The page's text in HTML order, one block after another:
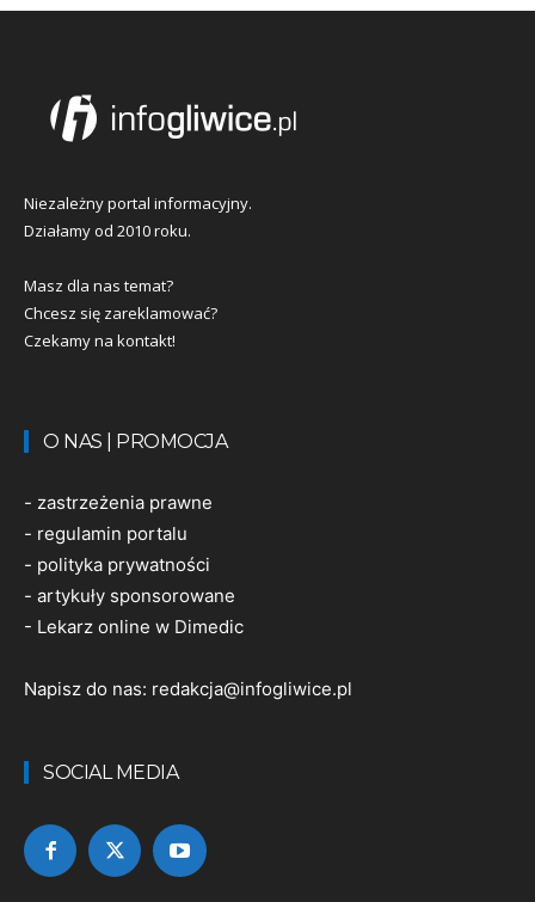
Niezależny portal informacyjny.
Działamy od 2010 roku.
Masz dla nas temat?
Chcesz się zareklamować?
Czekamy na kontakt!
O NAS | PROMOCJA
- zastrzeżenia prawne
- regulamin portalu
- polityka prywatności
- artykuły sponsorowane
- Lekarz online w Dimedic
Napisz do nas: redakcja@infogliwice.pl
SOCIAL MEDIA